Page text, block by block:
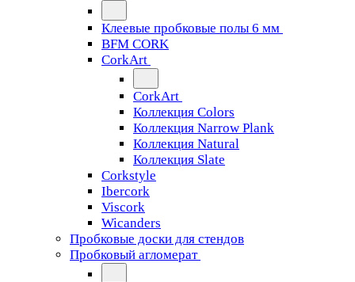
Клеевые пробковые полы 6 мм
BFM CORK
CorkArt
CorkArt
Коллекция Colors
Коллекция Narrow Plank
Коллекция Natural
Коллекция Slate
Corkstyle
Ibercork
Viscork
Wicanders
Пробковые доски для стендов
Пробковый агломерат